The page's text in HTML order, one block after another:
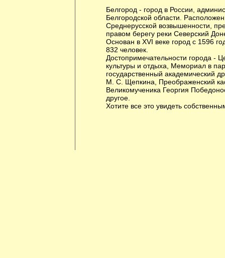
Белгород - город в России,
Белгородской области.
Среднерусской возвышенности,
правом берегу реки Северский
Основан в XVI веке город с 1596
832 человек.
Достопримечательности города -
культуры и отдыха, Мемориал в
государственный академический
М. С. Щепкина, Преображенский
Великомученика Георгия
другое.
Хотите все это увидеть